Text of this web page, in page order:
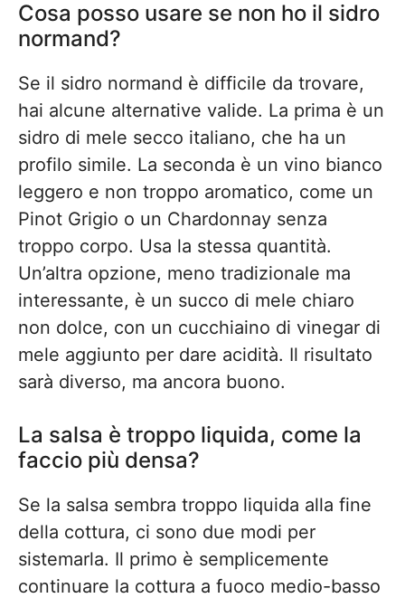
Cosa posso usare se non ho il sidro
normand?
Se il sidro normand è difficile da trovare,
hai alcune alternative valide. La prima è un
sidro di mele secco italiano, che ha un
profilo simile. La seconda è un vino bianco
leggero e non troppo aromatico, come un
Pinot Grigio o un Chardonnay senza
troppo corpo. Usa la stessa quantità.
Un’altra opzione, meno tradizionale ma
interessante, è un succo di mele chiaro
non dolce, con un cucchiaino di vinegar di
mele aggiunto per dare acidità. Il risultato
sarà diverso, ma ancora buono.
La salsa è troppo liquida, come la
faccio più densa?
Se la salsa sembra troppo liquida alla fine
della cottura, ci sono due modi per
sistemarla. Il primo è semplicemente
continuare la cottura a fuoco medio-basso